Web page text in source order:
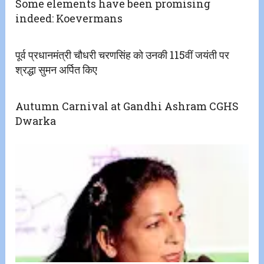
Some elements have been promising
indeed: Koevermans
पूर्व प्रधानमंत्री चौधरी चरणसिंह को उनकी 115वीं जयंती पर
श्रद्धा सुमन अर्पित किए
Autumn Carnival at Gandhi Ashram CGHS
Dwarka